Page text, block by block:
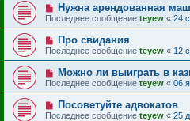
Нужна арендованная
Последнее сообщение teyew « 24
Про свидания
Последнее сообщение teyew « 12
Можно ли выиграть в
Последнее сообщение teyew « 06
Посоветуйте адвокатов
Последнее сообщение teyew « 25